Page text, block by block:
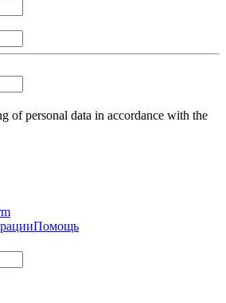
of personal data in accordance with the
Помощь